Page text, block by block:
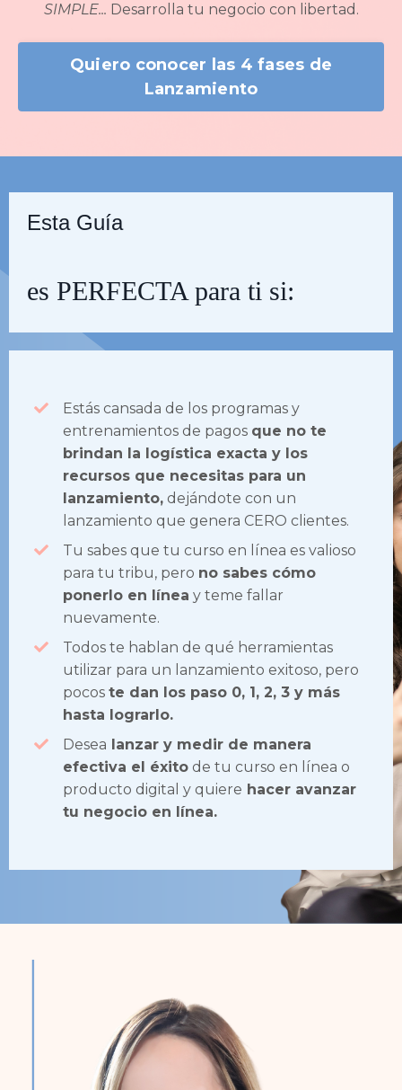
SIMPLE... Desarrolla tu negocio con libertad.
Quiero conocer las 4 fases de
Lanzamiento
Esta Guía
es PERFECTA para ti si:
Estás cansada de los programas y
entrenamientos de pagos que no te
brindan la logística exacta y los
recursos que necesitas para un
lanzamiento, dejándote con un
lanzamiento que genera CERO clientes.
Tu sabes que tu curso en línea es valioso
para tu tribu, pero no sabes cómo
ponerlo en línea y teme fallar
nuevamente.
Todos te hablan de qué herramientas
utilizar para un lanzamiento exitoso, pero
pocos te dan los paso 0, 1, 2, 3 y más
hasta lograrlo.
Desea lanzar y medir de manera
efectiva el éxito de tu curso en línea o
producto digital y quiere hacer avanzar
tu negocio en línea.